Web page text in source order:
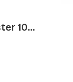
10...